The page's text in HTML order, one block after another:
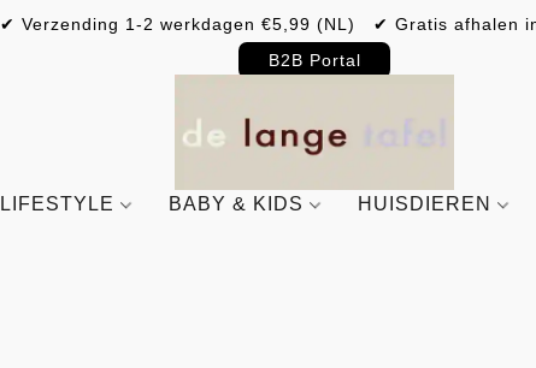
✔ Verzending 1-2 werkdagen €5,99 (NL) ✔ Gratis afhalen
B2B Portal
LIFESTYLE BABY & KIDS HUISDIEREN